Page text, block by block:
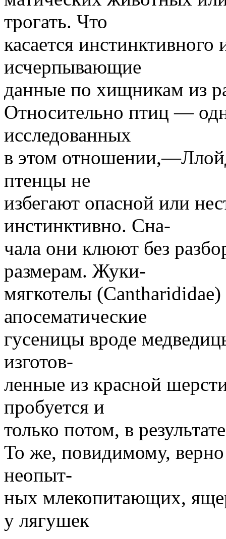
трогать. Что
касается инстинктивного
исчерпывающие
данные по хищникам из
Относительно птиц —
исследованных
в этом
птенцы не
избегают опасной или
инстинктивно. Сна-
чала они клюют без
размерам. Жуки-
мягкотелы
апосематические
гусеницы вроде
изготов-
ленные из красной
пробуется и
только потом, в
То же, повидимому,
неопыт-
ных млекопитающих,
у лягушек